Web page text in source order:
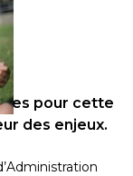
pour cette
des enjeux.